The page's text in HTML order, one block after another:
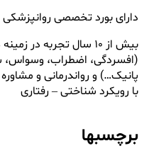
دارای بورد تخصصی روانپزشکی
بیش از ۱۰ سال تجربه در
(افسردگی، اضطراب، وسواس،
پانیک…) و رواندرمانی و
با رویکرد شناختی – رفتاری
برچسبها